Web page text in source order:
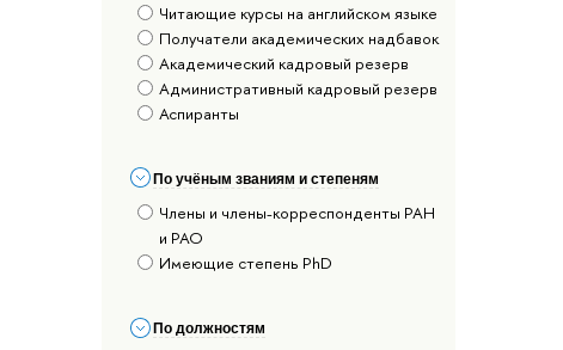
Читающие курсы на английском языке
Получатели академических надбавок
Академический кадровый резерв
Административный кадровый резерв
Аспиранты
По учёным званиям и степеням
Члены и члены-корреспонденты РАН
и РАО
Имеющие степень PhD
По должностям